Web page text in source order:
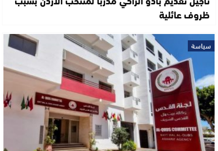
ظروف عائلية
سياسة